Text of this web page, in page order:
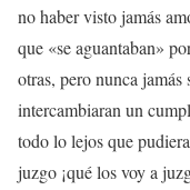
no haber visto jamás
que «se aguantaban»
otras, pero nunca
intercambiaran un
todo lo lejos que
juzgo ¡qué los voy a